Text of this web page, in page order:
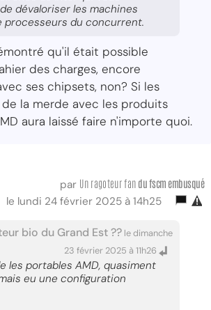
dévaloriser les machines
processeurs du concurrent.
qu'il était possible
des charges, encore
ses chipsets, non? Si les
la merde avec les produits
aura laissé faire n'importe quoi.
par Un ragoteur fan du fscm embusqué
le lundi 24 février 2025 à 14h25
bio du Grand Est ?? le dimanche
23 février 2025 à 11h26
les portables AMD, quasiment
eu une configuration